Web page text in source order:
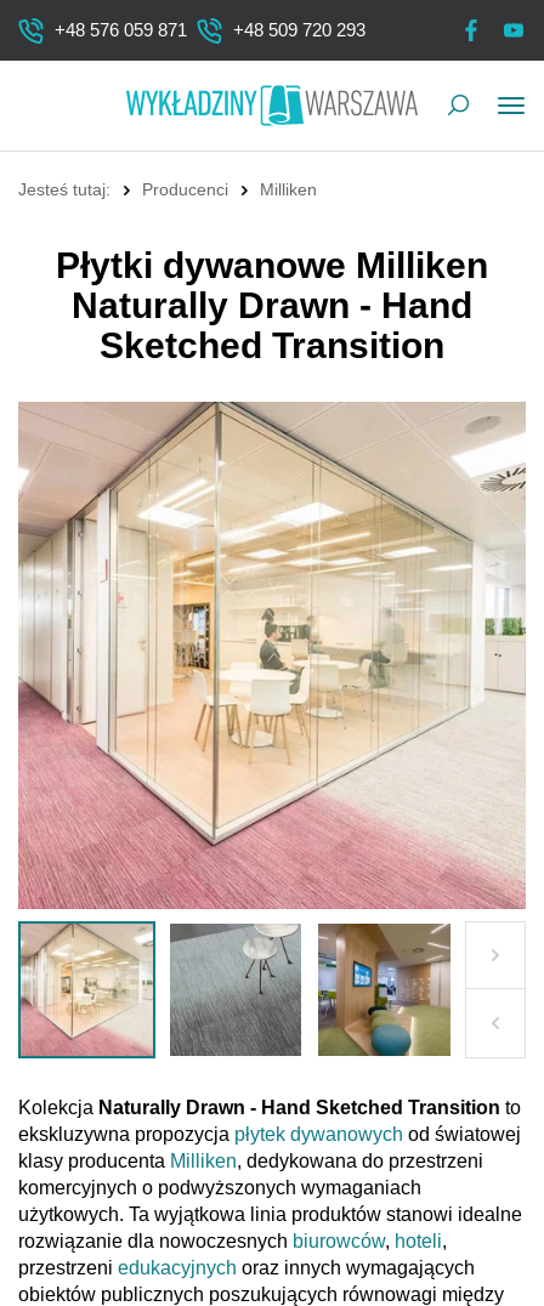
+48 576 059 871 +48 509 720 293
Jesteś tutaj: Producenci Milliken
Płytki dywanowe Milliken
Naturally Drawn - Hand
Sketched Transition
Kolekcja Naturally Drawn - Hand Sketched Transition to
ekskluzywna propozycja płytek dywanowych od światowej
klasy producenta Milliken, dedykowana do przestrzeni
komercyjnych o podwyższonych wymaganiach
użytkowych. Ta wyjątkowa linia produktów stanowi idealne
rozwiązanie dla nowoczesnych biurowców, hoteli,
przestrzeni edukacyjnych oraz innych wymagających
obiektów publicznych poszukujących równowagi między